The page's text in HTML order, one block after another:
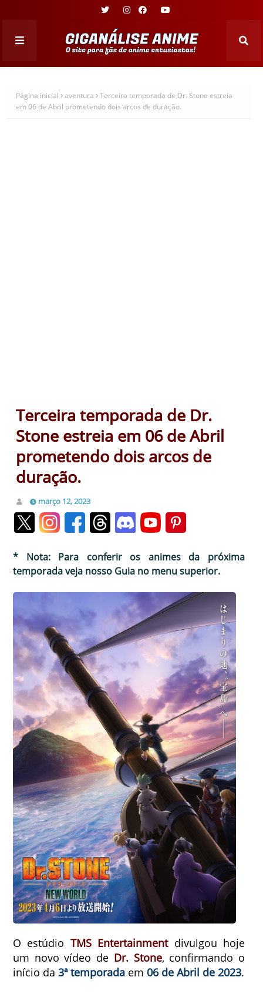
Página inicial aventura
Terceira temporada de Dr. Stone estreia
em 06 de Abril prometendo dois arcos de duração.
Terceira temporada de Dr.
Stone estreia em 06 de Abril
prometendo dois arcos de
duração.
março 12, 2023
* Nota: Para conferir os animes da próxima
temporada veja nosso Guia no menu superior.
O estúdio TMS Entertainmentdivulgou hoje
um novo vídeo de Dr. Stone, confirmando o
início da 3ª temporada em 06 de Abril de 2023.